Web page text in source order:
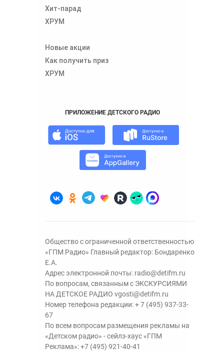
Хит-парад
ХРУМ
Новые акции
Как получить приз
ХРУМ
ПРИЛОЖЕНИЕ ДЕТСКОГО РАДИО
Общество с ограниченной ответственностью
«ГПМ Радио» Главный редактор: Бондаренко
Е.А.
Адрес электронной почты: radio@detifm.ru
По вопросам, связанным с ЭКСКУРСИЯМИ
НА ДЕТСКОЕ РАДИО vgosti@detifm.ru
Номер телефона редакции:+ 7 (495) 937-33-
67
По всем вопросам размещения рекламы на
«Детском радио» - сейлз-хаус «ГПМ
Реклама»:+7 (495) 921-40-41